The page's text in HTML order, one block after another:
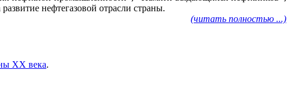
нефтегазовой отрасли страны.
(читать полностью ...)
ХХ века.